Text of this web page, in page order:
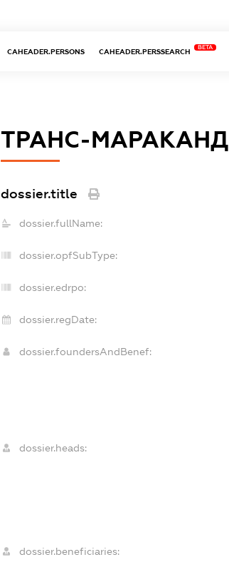
CAHEADER.PERSONS CAHEADER.PERSSEARCH
BETA
ТРАНС-МАРАКАНД
dossier.title
dossier.fullName:
dossier.opfSubType:
dossier.edrpo:
dossier.regDate:
dossier.foundersAndBenef:
dossier.heads:
dossier.beneficiaries: